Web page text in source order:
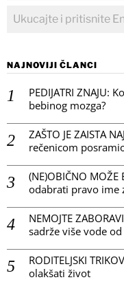
NAJNOVIJI ČLANCI
PEDIJATRI ZNAJU:
bebinog mozga?
ZAŠTO JE ZAISTA
rečenicom
(NE)OBIČNO MOŽE
odabrati pravo ime
NEMOJTE
sadrže više vode
RODITELJSKI
olakšati život